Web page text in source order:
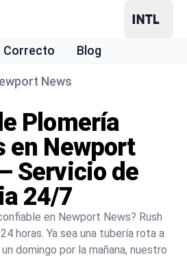
Correcto Blog
News
Plomería
en Newport
Servicio de
24/7
en Newport News? Rush
horas. Ya sea una tubería rota a
domingo por la mañana, nuestro